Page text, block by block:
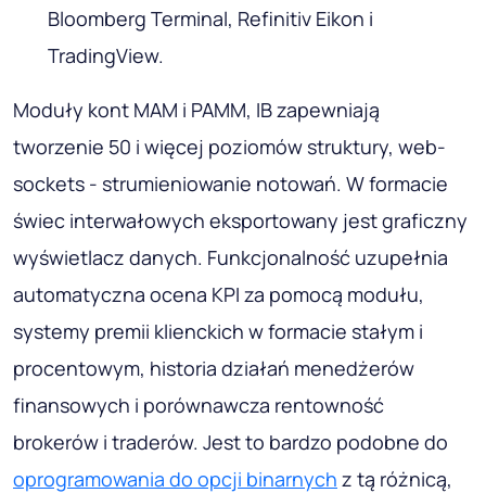
Bloomberg Terminal, Refinitiv Eikon i
TradingView.
Moduły kont MAM i PAMM, IB zapewniają
tworzenie 50 i więcej poziomów struktury, web-
sockets - strumieniowanie notowań. W formacie
świec interwałowych eksportowany jest graficzny
wyświetlacz danych. Funkcjonalność uzupełnia
automatyczna ocena KPI za pomocą modułu,
systemy premii klienckich w formacie stałym i
procentowym, historia działań menedżerów
finansowych i porównawcza rentowność
brokerów i traderów. Jest to bardzo podobne do
oprogramowania do opcji binarnych z tą różnicą,